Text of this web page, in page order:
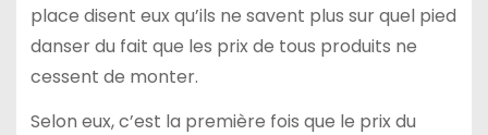
place disent eux qu’ils ne savent plus sur quel pied
danser du fait que les prix de tous produits ne
cessent de monter.
Selon eux, c’est la première fois que le prix du